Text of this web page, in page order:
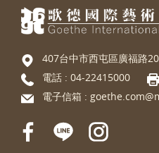
407台中市西屯區廣福路
電話 : 04-22415000
電子信箱 :